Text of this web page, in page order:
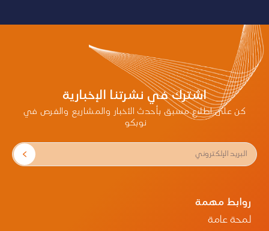
والاستثماري بين المملكة العربية السعودية
وجمهورية أوزبكستان، بما يعكس متانة العلاقات
الثنائية وحرص البلدين على تطوير شراكة استراتيجية
في القطاع الصحي.
وتهدف المذكرة إلى الاستفادة من خبرات نوبكو
في تطوير منظومة المشتريات الموحدة وسلاسل
الإمداد الصحي، وتعزيز التعاون في مجالات إدارة
المخزون، والتحول الرقمي، وتبادل البيانات، وبناء
عمل مشتركة، وإعداد الدراسات الفنية، ووضع
خارطة طريق للمبادرات ذات الأولوية، بما يسهم في
تحقيق نتائج مستدامة تدعم تطوير القطاع الصحي
الموحد والإمداد الصحي في المملكة، دورها في
تطوير منظومة الإمداد الصحي من خلال نموذج
تشغيلي متكامل أسهم في رفع كفاءة سلاسل
اشترك في نشرتنا الإخبارية
كن على اطلاع مسبق بأحدث الأخبار والمشاريع والفرص في
نوبكو
روابط مهمة
لمحة عامة